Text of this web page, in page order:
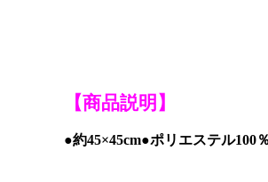
【商品説明】
●約45×45cm●ポリエステル100％